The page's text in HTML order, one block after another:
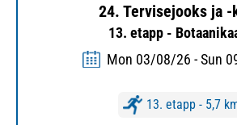
24. Tervisejooks ja -
13. etapp -
Mon 03/08/26 - Sun
13. etapp - 5,7